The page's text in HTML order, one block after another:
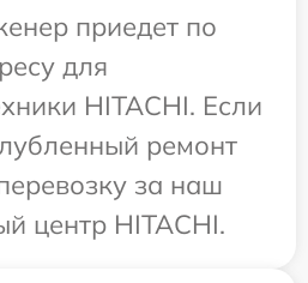
приедет по
для
HITACHI. Если
ремонт
за наш
центр HITACHI.